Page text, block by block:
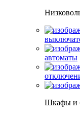
автоматы
Шкафы и